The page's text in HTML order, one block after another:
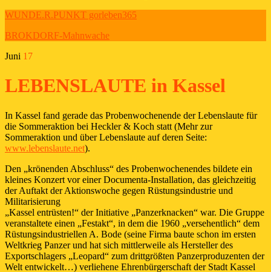
WUNDE.R.PUNKT gorleben365
BROKDORF-Mahnwache
Juni 17
LEBENSLAUTE in Kassel
In Kassel fand gerade das Probenwochenende der Lebenslaute für
die Sommeraktion bei Heckler & Koch statt (Mehr zur
Sommeraktion und über Lebenslaute auf deren Seite:
www.lebenslaute.net).
Den „krönenden Abschluss“ des Probenwochenendes bildete ein
kleines Konzert vor einer Documenta-Installation, das gleichzeitig
der Auftakt der Aktionswoche gegen Rüstungsindustrie und
Militarisierung
„Kassel entrüsten!“ der Initiative „Panzerknacken“ war. Die Gruppe
veranstaltete einen „Festakt“, in dem die 1960 „versehentlich“ dem
Rüstungsindustriellen A. Bode (seine Firma baute schon im ersten
Weltkrieg Panzer und hat sich mittlerweile als Hersteller des
Exportschlagers „Leopard“ zum drittgrößten Panzerproduzenten der
Welt entwickelt…) verliehene Ehrenbürgerschaft der Stadt Kassel